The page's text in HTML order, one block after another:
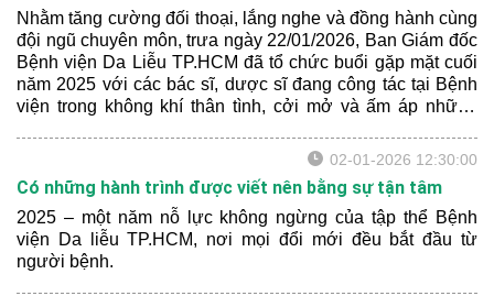
Nhằm tăng cường đối thoại, lắng nghe và đồng hành cùng
đội ngũ chuyên môn, trưa ngày 22/01/2026, Ban Giám đốc
Bệnh viện Da Liễu TP.HCM đã tổ chức buổi gặp mặt cuối
năm 2025 với các bác sĩ, dược sĩ đang công tác tại Bệnh
viện trong không khí thân tình, cởi mở và ấm áp những
02-01-2026 12:30:00
Có những hành trình được viết nên bằng sự tận tâm
2025 – một năm nỗ lực không ngừng của tập thể Bệnh
viện Da liễu TP.HCM, nơi mọi đổi mới đều bắt đầu từ
người bệnh.